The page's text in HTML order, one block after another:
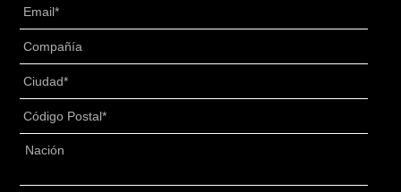
Titolo *
Postal
Dirección
País